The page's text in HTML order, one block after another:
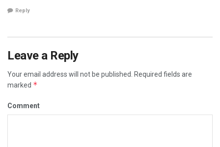
Reply
Leave a Reply
Your email address will not be published.
Required fields are
marked *
Comment